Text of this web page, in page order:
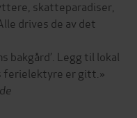
skatteparadiser,
drives de av det
bakgård’. Legg til lokal
ferielektyre er gitt.»